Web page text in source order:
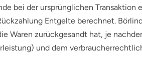
bei der ursprünglichen
Entgelte berechnet.
Waren zurückgesandt hat, je
und dem